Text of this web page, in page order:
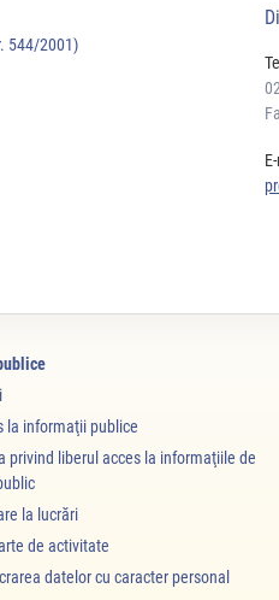
544/2001)
la informaţii publice
privind liberul acces la informaţiile de
la lucrări
de activitate
datelor cu caracter personal